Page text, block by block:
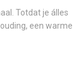
Totdat je álles
een warme